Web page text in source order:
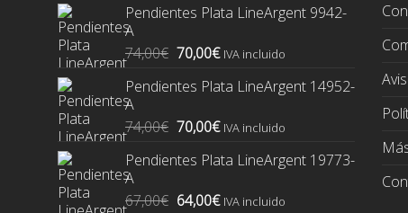
Pendientes Plata LineArgent 9942-
A
74,00€ El
original
74,00€.
70,00€El
actual
70,00€.
IVA incluido
Pendientes Plata LineArgent 14952-
A
74,00€ El
original
74,00€.
70,00€El
actual
70,00€.
IVA incluido
Pendientes Plata LineArgent 19773-
A
67,00€ El
64,00€ElIVA incluido